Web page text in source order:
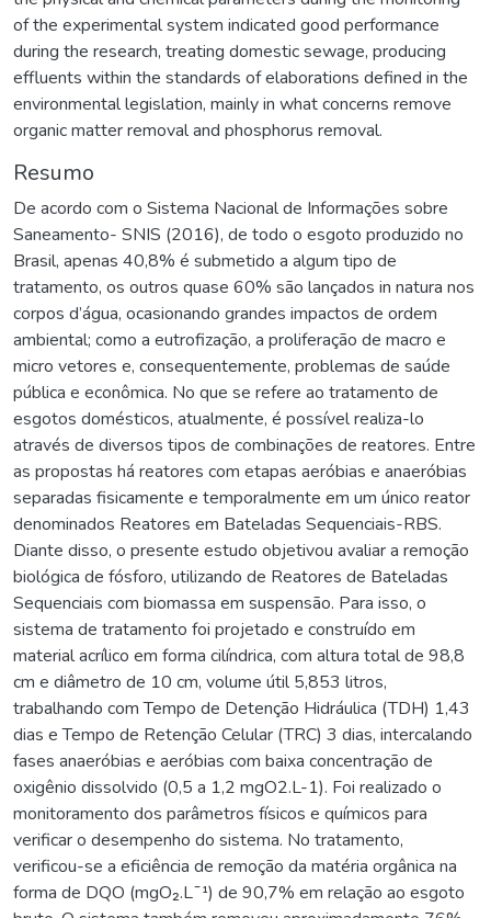
of the experimental system indicated good performance
during the research, treating domestic sewage, producing
effluents within the standards of elaborations defined in the
environmental legislation, mainly in what concerns remove
organic matter removal and phosphorus removal.
Resumo
De acordo com o Sistema Nacional de Informações sobre
Saneamento- SNIS (2016), de todo o esgoto produzido no
Brasil, apenas 40,8% é submetido a algum tipo de
tratamento, os outros quase 60% são lançados in natura nos
corpos d’água, ocasionando grandes impactos de ordem
ambiental; como a eutrofização, a proliferação de macro e
micro vetores e, consequentemente, problemas de saúde
pública e econômica. No que se refere ao tratamento de
esgotos domésticos, atualmente, é possível realiza-lo
através de diversos tipos de combinações de reatores. Entre
as propostas há reatores com etapas aeróbias e anaeróbias
separadas fisicamente e temporalmente em um único reator
denominados Reatores em Bateladas Sequenciais-RBS.
Diante disso, o presente estudo objetivou avaliar a remoção
biológica de fósforo, utilizando de Reatores de Bateladas
Sequenciais com biomassa em suspensão. Para isso, o
sistema de tratamento foi projetado e construído em
material acrílico em forma cilíndrica, com altura total de 98,8
cm e diâmetro de 10 cm, volume útil 5,853 litros,
trabalhando com Tempo de Detenção Hidráulica (TDH) 1,43
dias e Tempo de Retenção Celular (TRC) 3 dias, intercalando
fases anaeróbias e aeróbias com baixa concentração de
oxigênio dissolvido (0,5 a 1,2 mgO2.L-1). Foi realizado o
monitoramento dos parâmetros físicos e químicos para
verificar o desempenho do sistema. No tratamento,
verificou-se a eficiência de remoção da matéria orgânica na
forma de DQO (mgO₂.L¯¹) de 90,7% em relação ao esgoto